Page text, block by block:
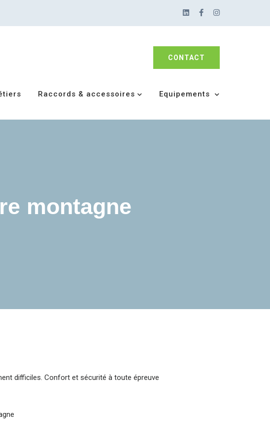
CONTACT
Raccords & accessoires Equipements
montagne
difficiles. Confort et sécurité à toute épreuve